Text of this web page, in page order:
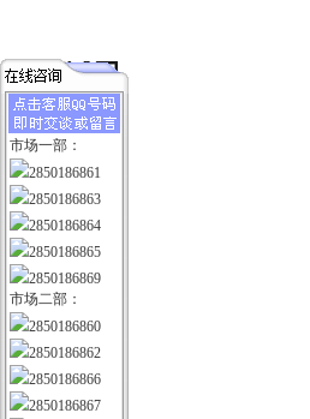
市场一部：
2850186861
2850186863
2850186864
2850186865
2850186869
市场二部：
2850186860
2850186862
2850186866
2850186867